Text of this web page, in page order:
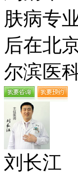
肤病专
后在北
尔滨医
刘长江